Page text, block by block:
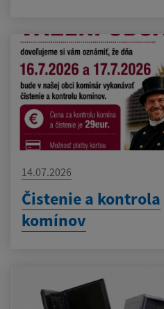
14.07.2026
Čistenie a kontrola
komínov